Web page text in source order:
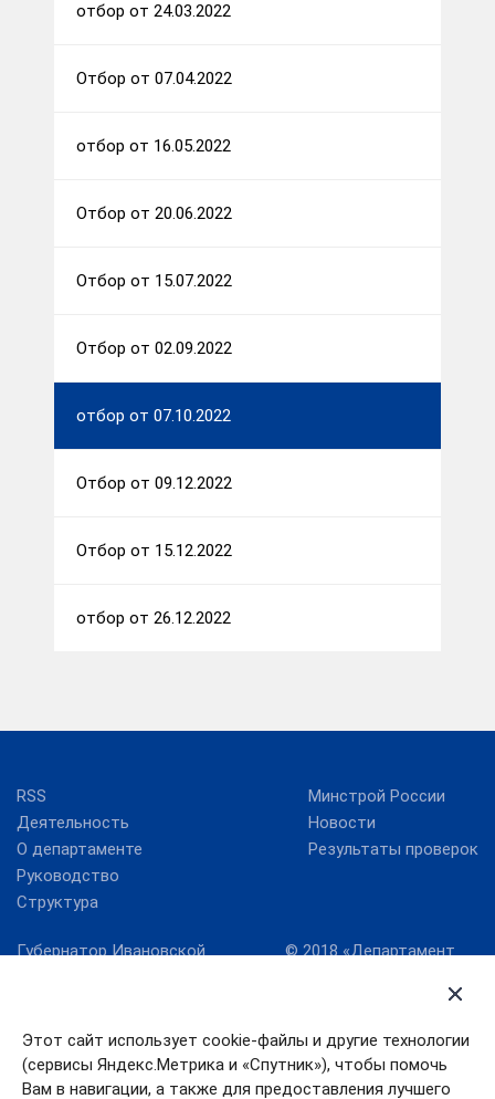
Этот сайт использует cookie-файлы и другие технологии
(сервисы Яндекс.Метрика и «Спутник»), чтобы помочь
Вам в навигации, а также для предоставления лучшего
отбор от 24.03.2022
Отбор от 07.04.2022
отбор от 16.05.2022
Отбор от 20.06.2022
Отбор от 15.07.2022
Отбор от 02.09.2022
отбор от 07.10.2022
Отбор от 09.12.2022
Отбор от 15.12.2022
отбор от 26.12.2022
RSS
Деятельность
О департаменте
Руководство
Структура
Минстрой России
Новости
Результаты проверок
Губернатор Ивановской
Ивановской области
Служба
государственной
© 2018 «Департамент
области» официальный